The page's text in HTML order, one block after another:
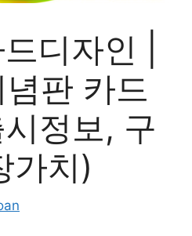
디자인 |
판 카드
정보, 구
가치)